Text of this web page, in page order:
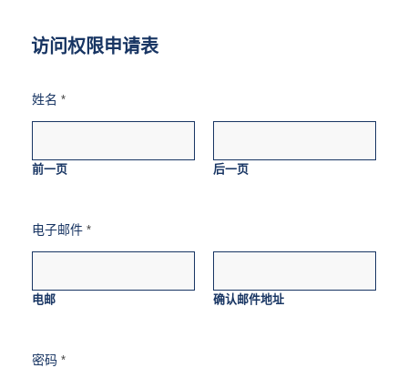
访问权限申请表
姓名 *
前一页 后一页
电子邮件 *
电邮 确认邮件地址
密码 *